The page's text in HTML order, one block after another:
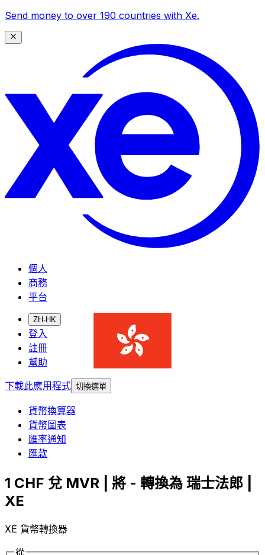
Send money to over 190 countries with Xe.
個人
商務
平台
ZH-HK
登入
註冊
幫助
下載此應用程式 切換選單
貨幣換算器
貨幣圖表
匯率通知
匯款
1 CHF 兌 MVR | 將 - 轉換為 瑞士法郎 |
XE
XE 貨幣轉換器